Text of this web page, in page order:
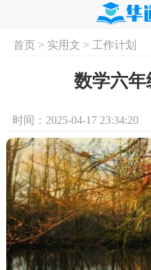
首页 实用文
首页> 实用文 > 工作计划
数学六年
时间：2025-04-17 23:34:20